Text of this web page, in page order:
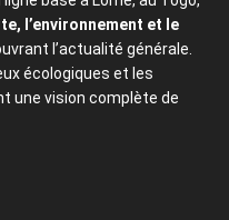
l’environnement et le
l’actualité générale.
écologiques et les
une vision complète de